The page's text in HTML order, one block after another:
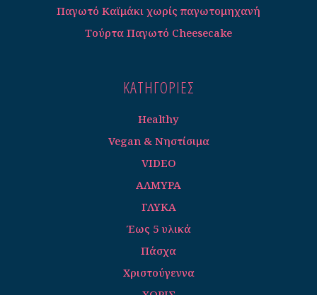
Παγωτό Καϊμάκι χωρίς παγωτομηχανή
Τούρτα Παγωτό Cheesecake
ΚΑΤΗΓΟΡΊΕΣ
Healthy
Vegan & Νηστίσιμα
VIDEO
ΑΛΜΥΡΑ
ΓΛΥΚΑ
Έως 5 υλικά
Πάσχα
Χριστούγεννα